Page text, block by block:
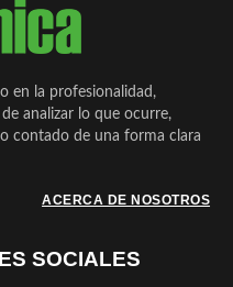
en la profesionalidad,
analizar lo que ocurre,
contado de una forma clara
ACERCA DE NOSOTROS
SOCIALES